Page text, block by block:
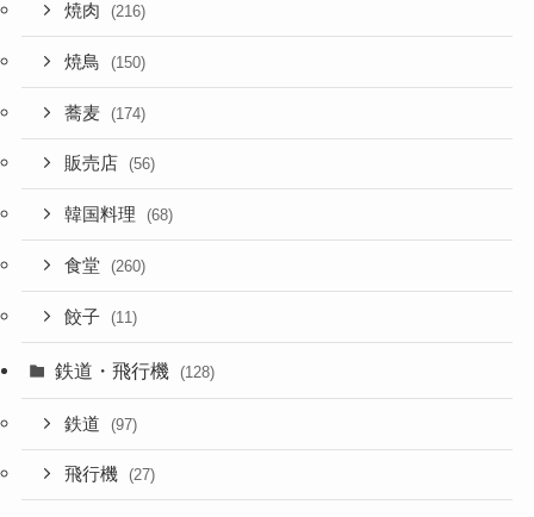
焼肉 (216)
焼鳥 (150)
蕎麦 (174)
販売店 (56)
韓国料理 (68)
食堂 (260)
餃子 (11)
鉄道・飛行機 (128)
鉄道 (97)
飛行機 (27)